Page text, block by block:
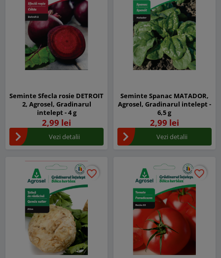
Seminte Sfecla rosie DETROIT
2, Agrosel, Gradinarul
intelept - 4 g
2,99 lei
Vezi detalii
Seminte Spanac MATADOR,
Agrosel, Gradinarul intelept -
6,5 g
2,99 lei
Vezi detalii
favorite_border
favorite_border favorite_border
favorite_border